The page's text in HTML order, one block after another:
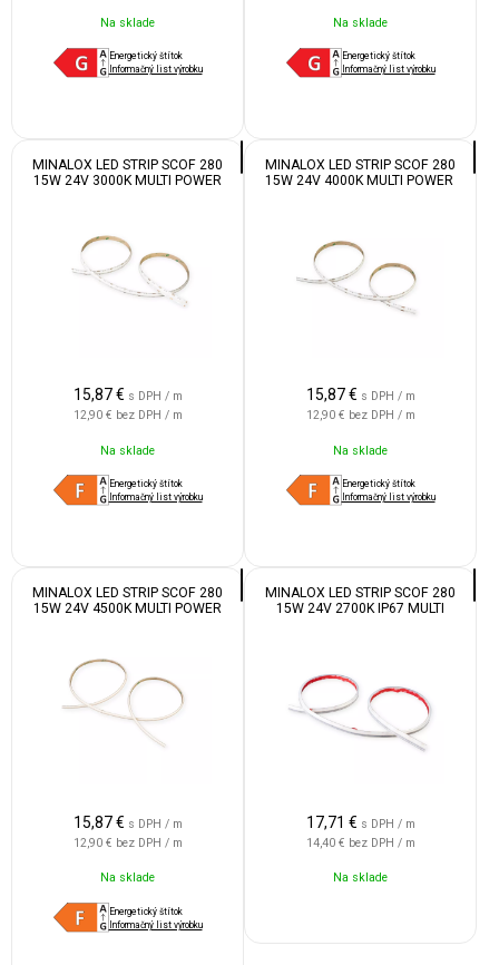
Na sklade
Energetický štítok
Informačný list výrobku
Na sklade
Energetický štítok
Informačný list výrobku
MINALOX LED STRIP SCOF 280
15W 24V 3000K MULTI POWER
15,87 € s DPH / m
12,90 € bez DPH / m
Na sklade
Energetický štítok
Informačný list výrobku
MINALOX LED STRIP SCOF 280
15W 24V 4000K MULTI POWER
15,87 € s DPH / m
12,90 € bez DPH / m
Na sklade
Energetický štítok
Informačný list výrobku
MINALOX LED STRIP SCOF 280
15W 24V 4500K MULTI POWER
15,87 € s DPH / m
12,90 € bez DPH / m
Na sklade
Energetický štítok
Informačný list výrobku
MINALOX LED STRIP SCOF 280
15W 24V 2700K IP67 MULTI
17,71 € s DPH / m
14,40 € bez DPH / m
Na sklade